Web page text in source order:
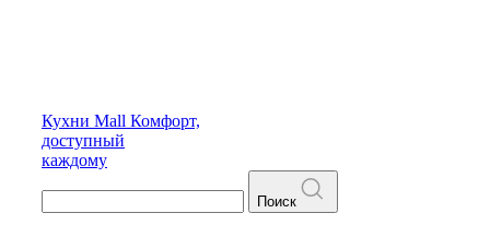
Кухни Mall Комфорт,
доступный
каждому
Поиск